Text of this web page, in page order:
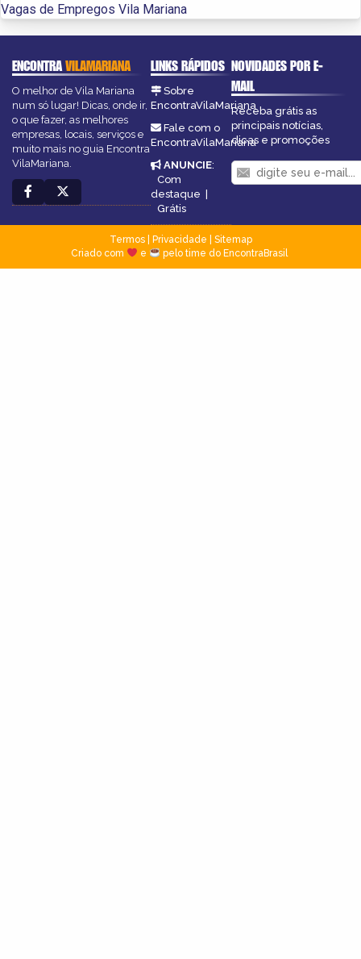
Vagas de Empregos Vila Mariana
ENCONTRAVILAMARIANA
O melhor de Vila Mariana
num só lugar! Dicas, onde ir,
o que fazer, as melhores
empresas, locais, serviços e
muito mais no guia Encontra
VilaMariana.
LINKS RÁPIDOS
Sobre
EncontraVilaMariana
Fale com o
EncontraVilaMariana
ANUNCIE:
Com
destaque |
Grátis
NOVIDADES POR E-
MAIL
Receba grátis as
principais notícias,
dicas e promoções
Termos| Privacidade
Sitemap
Criado com
e pelo time do EncontraBrasil